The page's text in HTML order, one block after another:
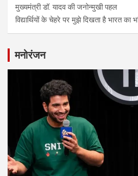
मुख्यमंत्री डॉ. यादव की जनोन्मुखी पहल
विद्यार्थियों के चेहरे पर मुझे दिखता है भारत का
मनोरंजन